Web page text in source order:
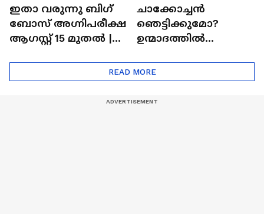
ഇതാ വരുന്നു ബിഗ്
ബോസ് അഗ്നിപരീക്ഷ
ആഗസ്റ്റ് 15 മുതൽ |
ചാക്കോച്ചന്‍
ഞെട്ടിക്കുമോ?
ഉന്മാദത്തിൽ
ന്ത്?| Unmadham
Movie| Kunchacko
READ MORE